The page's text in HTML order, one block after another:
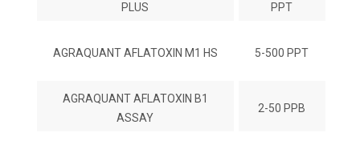
PLUS
PPT
AGRAQUANT AFLATOXIN M1 HS 5-500 PPT
AGRAQUANT AFLATOXIN B1
ASSAY
2-50 PPB